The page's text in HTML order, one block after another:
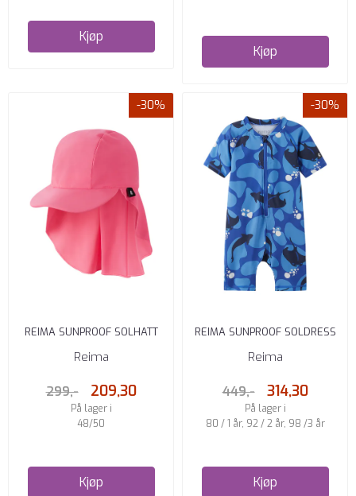
Kjøp
Kjøp
-30%
REIMA SUNPROOF SOLHATT
MUSTEKALA SOFT CORAL
Reima
299,- 209,30
På lager i
48/50
Kjøp
-30%
REIMA SUNPROOF SOLDRESS
ATLANTTI SPARKLY BLUE
Reima
449,- 314,30
På lager i
80 / 1 år, 92 / 2 år, 98 /3 år
Kjøp